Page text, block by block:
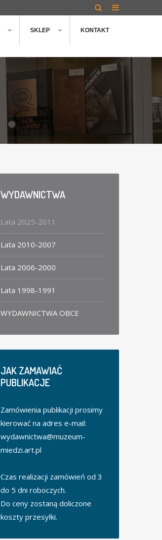
SKLEP KONTAKT
WYDAWNICTWA
Lata 2025-2011
Lata 2010-2007
Lata 2006-2000
Lata 1998-1991
WYDAWNICTWA OBCE
JAKZAMAWIAĆ
PUBLIKACJE
Zamówienia publikacji prosimy
kierować na adres e-mail:
wydawnictwa@muzeum-
miedzi.art.pl
Czas realizacji zamówień od 3
do 5 dni roboczych.
Do ceny zostaną doliczone
koszty przesyłki.